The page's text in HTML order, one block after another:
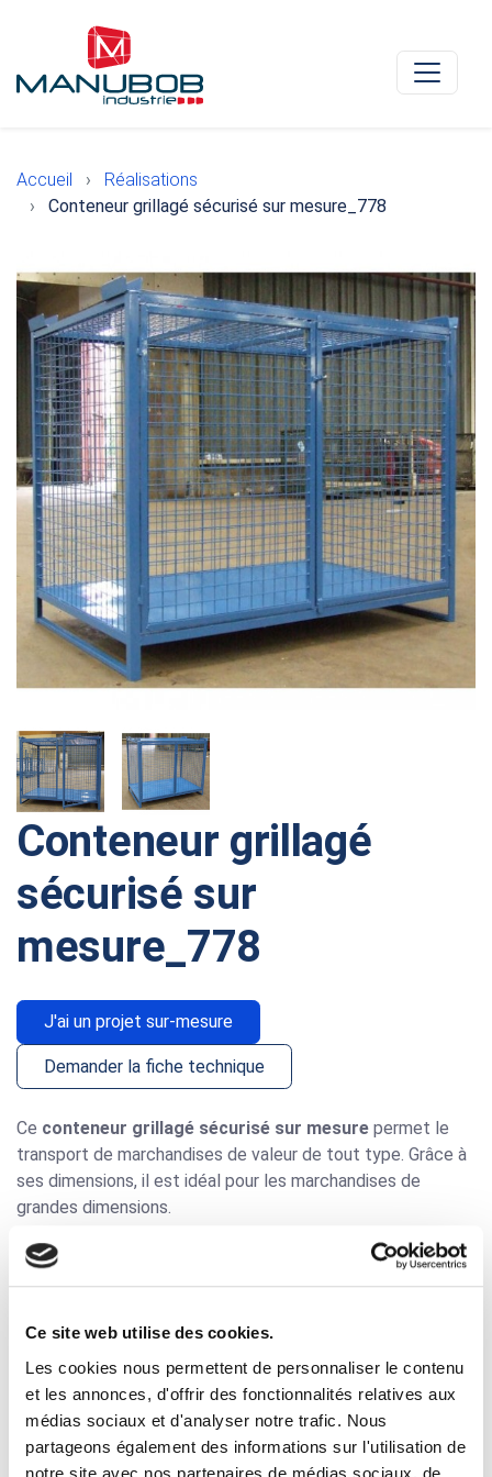
Ce site web utilise des cookies.
Les cookies nous permettent de personnaliser le contenu
et les annonces, d'offrir des fonctionnalités relatives aux
médias sociaux et d'analyser notre trafic. Nous
partageons également des informations sur l'utilisation de
notre site avec nos partenaires de médias sociaux, de
Accueil
Réalisations
Conteneur grillagé sécurisé sur mesure_778
Conteneur grillagé
sécurisé sur
mesure_778
J'ai un projet sur-mesure
Demander la fiche technique
Ce conteneur grillagé sécurisé sur mesure permet le
transport de marchandises de valeur de tout type. Grâce à
ses dimensions, il est idéal pour les marchandises de
grandes dimensions.
Les 3 côtés du conteneur et le toit sont fermés par un
grillage permettant de sécurisé le contenu. Le fond est
cadenassable.
en statique. Ils admettent une charge de 650 Kg.
Équipements du conteneurs sur mesure :3 côtés + toit
fermés par des panneaux grillagés maille de 50x50x3 mm, 4